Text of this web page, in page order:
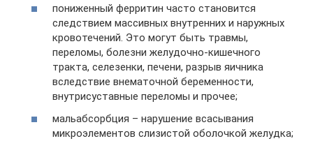
пониженный ферритин часто становится
следствием массивных внутренних и наружных
кровотечений. Это могут быть травмы,
переломы, болезни желудочно-кишечного
тракта, селезенки, печени, разрыв яичника
вследствие внематочной беременности,
внутрисуставные переломы и прочее;
мальабсорбция – нарушение всасывания
микроэлементов слизистой оболочкой желудка;